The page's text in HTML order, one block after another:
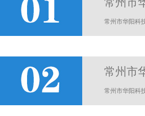
常州市华阳科
常州市
常州市华阳科